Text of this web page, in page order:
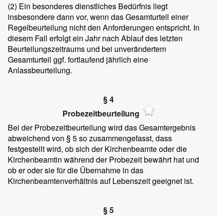
(2) Ein besonderes dienstliches Bedürfnis liegt
insbesondere dann vor, wenn das Gesamturteil einer
Regelbeurteilung nicht den Anforderungen entspricht. In
diesem Fall erfolgt ein Jahr nach Ablauf des letzten
Beurteilungszeitraums und bei unverändertem
Gesamturteil ggf. fortlaufend jährlich eine
Anlassbeurteilung.
§ 4
Probezeitbeurteilung
Bei der Probezeitbeurteilung wird das Gesamtergebnis
abweichend von § 5 so zusammengefasst, dass
festgestellt wird, ob sich der Kirchenbeamte oder die
Kirchenbeamtin während der Probezeit bewährt hat und
ob er oder sie für die Übernahme in das
Kirchenbeamtenverhältnis auf Lebenszeit geeignet ist.
§ 5